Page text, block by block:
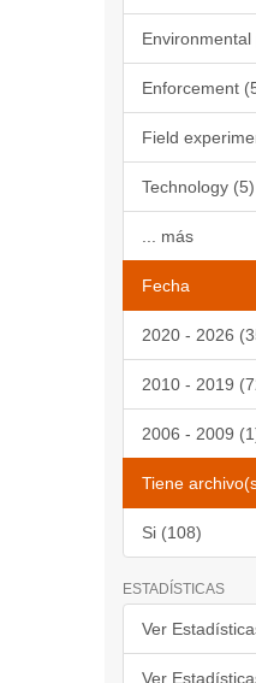
Environmental
Enforcement
Field
Technology (5)
... más
Fecha
2020 - 2026
2010 - 2019
2006 - 2009
Tiene
Si (108)
ESTADÍSTICAS
Ver
Ver